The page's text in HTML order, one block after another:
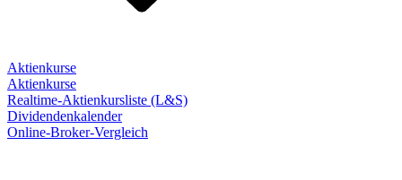
Aktienkurse
Aktienkurse
Realtime-Aktienkursliste (L&S)
Dividendenkalender
Online-Broker-Vergleich